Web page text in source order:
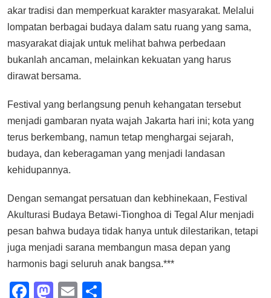
akar tradisi dan memperkuat karakter masyarakat. Melalui
lompatan berbagai budaya dalam satu ruang yang sama,
masyarakat diajak untuk melihat bahwa perbedaan
bukanlah ancaman, melainkan kekuatan yang harus
dirawat bersama.
Festival yang berlangsung penuh kehangatan tersebut
menjadi gambaran nyata wajah Jakarta hari ini; kota yang
terus berkembang, namun tetap menghargai sejarah,
budaya, dan keberagaman yang menjadi landasan
kehidupannya.
Dengan semangat persatuan dan kebhinekaan, Festival
Akulturasi Budaya Betawi-Tionghoa di Tegal Alur menjadi
pesan bahwa budaya tidak hanya untuk dilestarikan, tetapi
juga menjadi sarana membangun masa depan yang
harmonis bagi seluruh anak bangsa.***
Facebook
Mastodon
Email